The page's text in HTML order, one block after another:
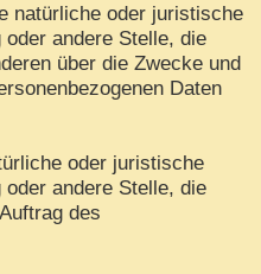
natürliche oder juristische
andere Stelle, die
über die Zwecke und
Daten
oder juristische
andere Stelle, die
des